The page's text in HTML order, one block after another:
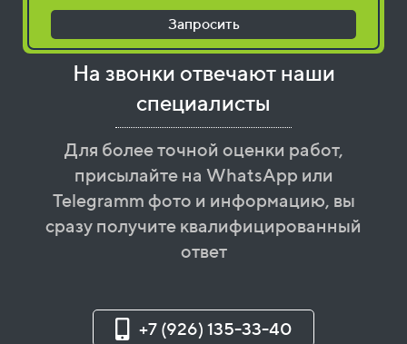
Запросить
На звонки отвечают наши
специалисты
Для более точной оценки работ,
присылайте на WhatsApp или
Telegramm фото и информацию, вы
сразу получите квалифицированный
ответ
+7 (926) 135-33-40